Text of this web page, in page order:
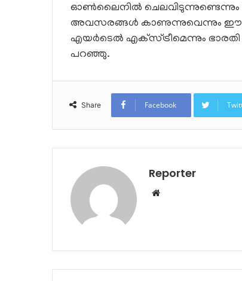
ഓണ്‍ലൈനില്‍
അവസരങ്ങള്‍ കാണുന്നുവെന്നും ഈ
എയര്‍ടെല്‍ എക്‌സ്ട്രീമെന്നും
പറഞ്ഞു.
Share Facebook
Reporter
Website